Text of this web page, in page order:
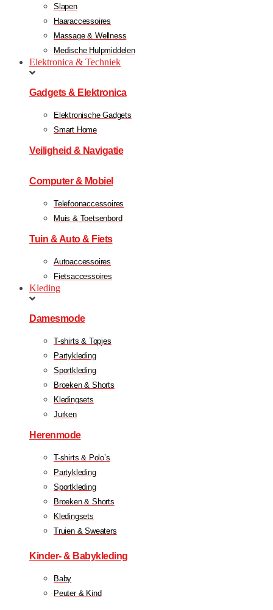
Slapen
Haaraccessoires
Massage & Wellness
Medische Hulpmiddelen
Elektronica & Techniek
Gadgets & Elektronica
Elektronische Gadgets
Smart Home
Veiligheid & Navigatie
Computer & Mobiel
Telefoonaccessoires
Muis & Toetsenbord
Tuin & Auto & Fiets
Autoaccessoires
Fietsaccessoires
Kleding
Damesmode
T-shirts & Topjes
Partykleding
Sportkleding
Broeken & Shorts
Kledingsets
Jurken
Herenmode
T-shirts & Polo’s
Partykleding
Sportkleding
Broeken & Shorts
Kledingsets
Truien & Sweaters
Kinder- & Babykleding
Baby
Peuter & Kind